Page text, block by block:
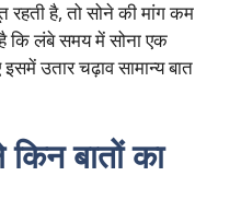
रहती है, तो सोने की मांग कम
कि लंबे समय में सोना एक
उतार चढ़ाव सामान्य बात
बातों का